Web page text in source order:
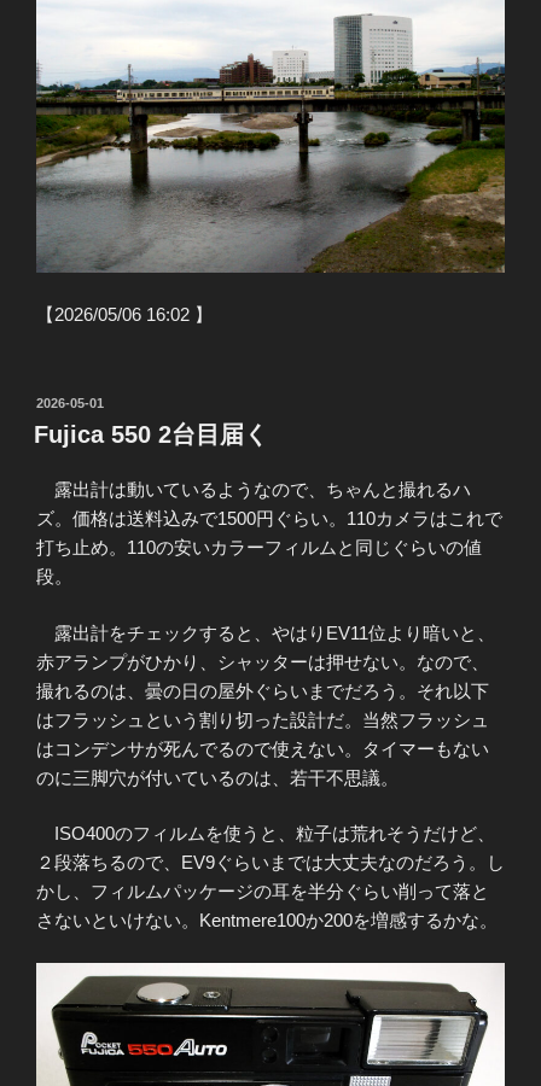
【2026/05/06 16:02 】
投
稿
日:
2026-05-01
Fujica 550 2台目届く
露出計は動いているようなので、ちゃんと撮れるハ
ズ。価格は送料込みで1500円ぐらい。110カメラはこれで
打ち止め。110の安いカラーフィルムと同じぐらいの値
段。
露出計をチェックすると、やはりEV11位より暗いと、
赤アランプがひかり、シャッターは押せない。なので、
撮れるのは、曇の日の屋外ぐらいまでだろう。それ以下
はフラッシュという割り切った設計だ。当然フラッシュ
はコンデンサが死んでるので使えない。タイマーもない
のに三脚穴が付いているのは、若干不思議。
ISO400のフィルムを使うと、粒子は荒れそうだけど、
２段落ちるので、EV9ぐらいまでは大丈夫なのだろう。し
かし、フィルムパッケージの耳を半分ぐらい削って落と
さないといけない。Kentmere100か200を増感するかな。